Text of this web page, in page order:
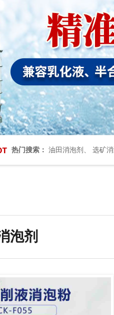
热门搜索： 油田消泡剂 选矿
泡剂